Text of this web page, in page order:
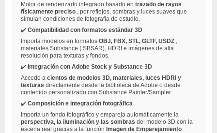
Motor de renderizado integrado basado en trazado de rayos
físicamente preciso
, por reflejos, sombras y luces suaves que
simulan condiciones de fotografía de estudio.
✔️ Compatibilidad con formatos estándar 3D
Importa modelos en formatos OBJ, FBX, STL, GLTF, USDZ
materiales Substance (.SBSAR), HDRI e imágenes de alta
resolución para texturas y fondos.
✔️ Integración con Adobe Stock y Substance 3D
Accede a cientos de modelos 3D, materiales, luces HDRI y
texturas directamente desde la biblioteca de Adobe o desde
contenido personalizado con Substance Painter/Sampler.
✔️ Composición e integración fotográfica
Importa un fondo fotográfico y empareja automáticamente la
perspectiva, la iluminación y las sombras del modelo 3D con la
escena real gracias a la función Imagen de Emparejamiento